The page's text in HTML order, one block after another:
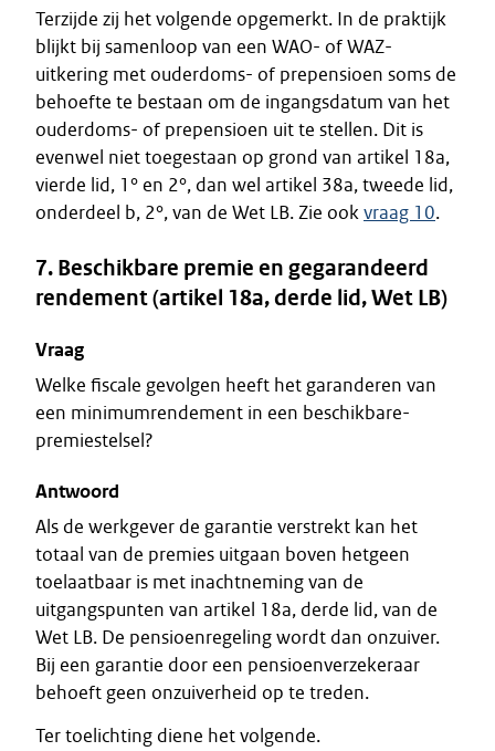
Terzijde zij het volgende opgemerkt. In de praktijk
blijkt bij samenloop van een WAO- of WAZ-
uitkering met ouderdoms- of prepensioen soms de
behoefte te bestaan om de ingangsdatum van het
ouderdoms- of prepensioen uit te stellen. Dit is
evenwel niet toegestaan op grond van artikel 18a,
vierde lid, 1° en 2°, dan wel artikel 38a, tweede lid,
onderdeel b, 2°, van de Wet LB. Zie ookvraag 10.
7. Beschikbare premie en gegarandeerd
rendement (artikel 18a, derde lid, Wet LB)
Vraag
Welke fiscale gevolgen heeft het garanderen van
een minimumrendement in een beschikbare-
premiestelsel?
Antwoord
Als de werkgever de garantie verstrekt kan het
totaal van de premies uitgaan boven hetgeen
toelaatbaar is met inachtneming van de
uitgangspunten van artikel 18a, derde lid, van de
Wet LB. De pensioenregeling wordt dan onzuiver.
Bij een garantie door een pensioenverzekeraar
behoeft geen onzuiverheid op te treden.
Ter toelichting diene het volgende.